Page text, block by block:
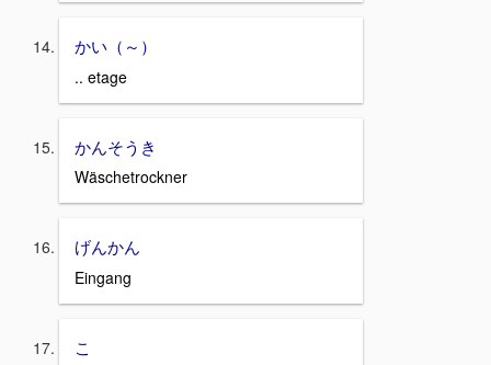
かい（～）
.. etage
かんそうき
Wäschetrockner
げんかん
Eingang
こ